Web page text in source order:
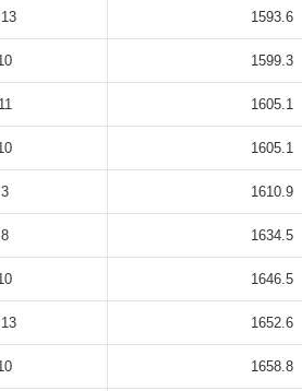
1593.6
1599.3
1605.1
1605.1
1610.9
1634.5
1646.5
1652.6
1658.8